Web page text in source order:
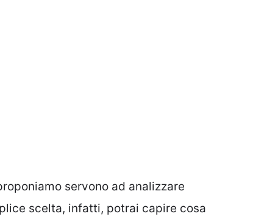
servono ad analizzare
scelta, infatti, potrai capire cosa